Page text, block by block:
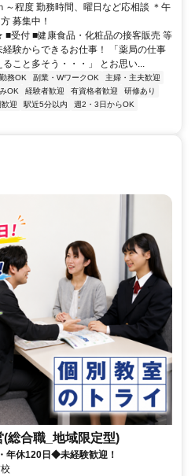
～程度 勤務時間、曜日など応相談 ＊午
募集中！
受付 ■健康食品・化粧品の接客販売 等
験からできるお仕事！ 「薬局の仕事
こと多そう・・・」 とお思い...
務OK 副業・WワークOK
主婦・主夫歓迎
OK 経験者歓迎 有資格者歓迎
研修あり
迎 駅近5分以内
週2・3日からOK
総合職_地域限定型)
年休120日◆未経験歓迎！